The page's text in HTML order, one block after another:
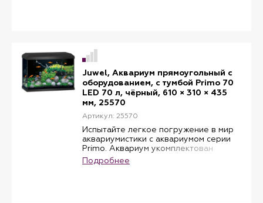
One, лампа 1 шт, мощностью 8 W,
нагреватель, мощностью 50 W.
Juwel, Аквариум прямоугольный с
оборудованием, с тумбой Primo 70
LED 70 л, чёрный, 610 × 310 × 435
мм, 25570
Артикул: 25570
Испытайте легкое погружение в мир
аквариумистики с аквариумом серии
Primo. Аквариум укомплектован
водонепроницаемым крышкой-
светильником с энергосберегающей
Подробнее